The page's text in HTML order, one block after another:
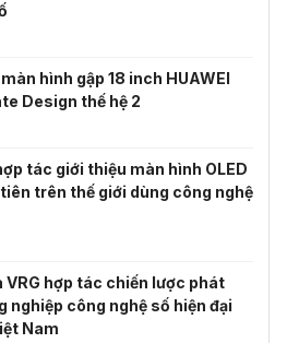
hình gập 18 inch HUAWEI
Design thế hệ 2
tác giới thiệu màn hình OLED
trên thế giới dùng công nghệ
VRG hợp tác chiến lược phát
nghiệp công nghệ số hiện đại
Nam